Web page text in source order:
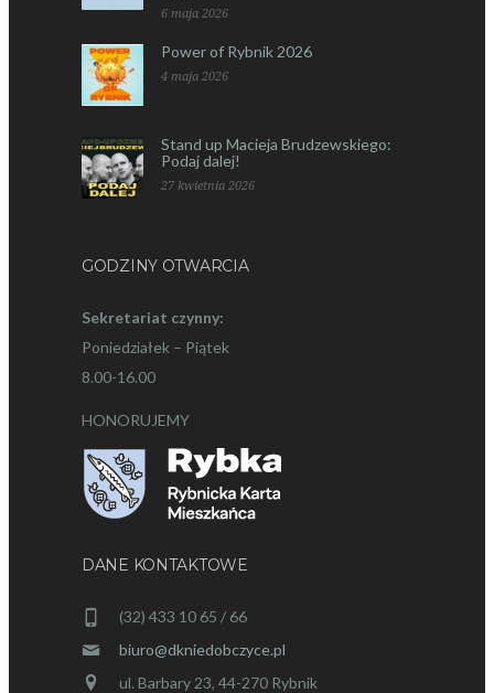
6 maja 2026
Power of Rybnik 2026
4 maja 2026
Stand up Macieja Brudzewskiego:
Podaj dalej!
27 kwietnia 2026
GODZINY OTWARCIA
Sekretariat czynny:
Poniedziałek – Piątek
8.00-16.00
HONORUJEMY
DANE KONTAKTOWE
(32) 433 10 65 / 66
biuro@dkniedobczyce.pl
ul. Barbary 23, 44-270 Rybnik